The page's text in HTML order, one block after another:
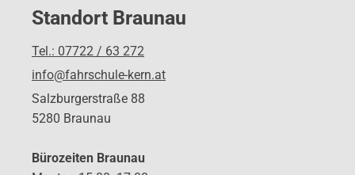
Standort Braunau
Tel.: 07722 / 63 272
info@fahrschule-kern.at
Salzburgerstraße 88
5280 Braunau
Bürozeiten Braunau